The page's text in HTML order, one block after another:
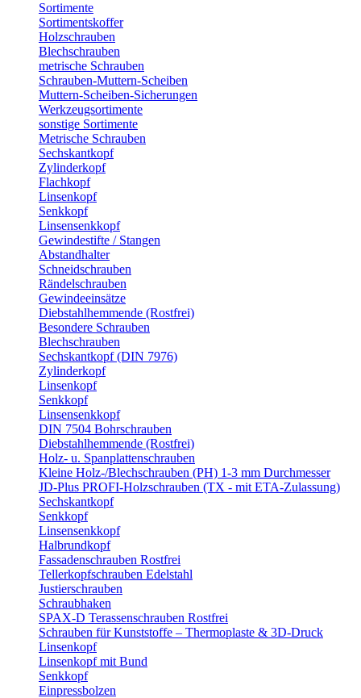
Sortimente
Sortimentskoffer
Holzschrauben
Blechschrauben
metrische Schrauben
Schrauben-Muttern-Scheiben
Muttern-Scheiben-Sicherungen
Werkzeugsortimente
sonstige Sortimente
Metrische Schrauben
Sechskantkopf
Zylinderkopf
Flachkopf
Linsenkopf
Senkkopf
Linsensenkkopf
Gewindestifte / Stangen
Abstandhalter
Schneidschrauben
Rändelschrauben
Gewindeeinsätze
Diebstahlhemmende (Rostfrei)
Besondere Schrauben
Blechschrauben
Sechskantkopf (DIN 7976)
Zylinderkopf
Linsenkopf
Senkkopf
Linsensenkkopf
DIN 7504 Bohrschrauben
Diebstahlhemmende (Rostfrei)
Holz- u. Spanplattenschrauben
Kleine Holz-/Blechschrauben (PH) 1-3 mm Durchmesser
JD-Plus PROFI-Holzschrauben (TX - mit ETA-Zulassung)
Sechskantkopf
Senkkopf
Linsensenkkopf
Halbrundkopf
Fassadenschrauben Rostfrei
Tellerkopfschrauben Edelstahl
Justierschrauben
Schraubhaken
SPAX-D Terassenschrauben Rostfrei
Schrauben für Kunststoffe – Thermoplaste & 3D-Druck
Linsenkopf
Linsenkopf mit Bund
Senkkopf
Einpressbolzen